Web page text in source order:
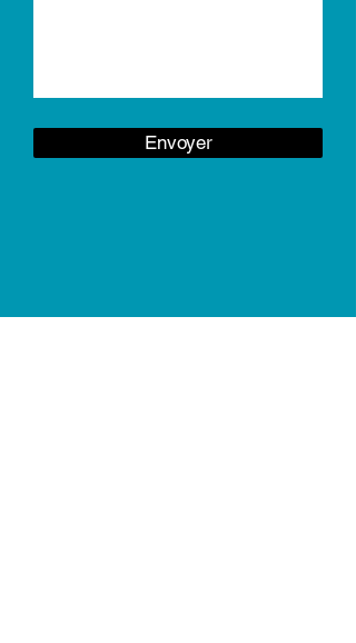
Envoyer